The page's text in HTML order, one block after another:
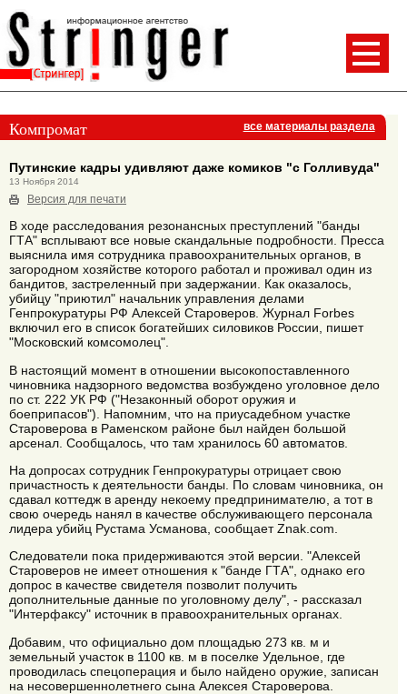
Компромат все материалы раздела
Путинские кадры удивляют даже комиков "с Голливуда"
13 Ноября 2014
Версия для печати
В ходе расследования резонансных преступлений "банды
ГТА" всплывают все новые скандальные подробности. Пресса
выяснила имя сотрудника правоохранительных органов, в
загородном хозяйстве которого работал и проживал один из
бандитов, застреленный при задержании. Как оказалось,
убийцу "приютил" начальник управления делами
Генпрокуратуры РФ Алексей Староверов. Журнал Forbes
включил его в список богатейших силовиков России, пишет
"Московский комсомолец".
В настоящий момент в отношении высокопоставленного
чиновника надзорного ведомства возбуждено уголовное дело
по ст. 222 УК РФ ("Незаконный оборот оружия и
боеприпасов"). Напомним, что на приусадебном участке
Староверова в Раменском районе был найден большой
арсенал. Сообщалось, что там хранилось 60 автоматов.
На допросах сотрудник Генпрокуратуры отрицает свою
причастность к деятельности банды. По словам чиновника, он
сдавал коттедж в аренду некоему предпринимателю, а тот в
свою очередь нанял в качестве обслуживающего персонала
лидера убийц Рустама Усманова, сообщает Znak.com.
Следователи пока придерживаются этой версии. "Алексей
Староверов не имеет отношения к "банде ГТА", однако его
допрос в качестве свидетеля позволит получить
дополнительные данные по уголовному делу", - рассказал
"Интерфаксу" источник в правоохранительных органах.
Добавим, что официально дом площадью 273 кв. м и
земельный участок в 1100 кв. м в поселке Удельное, где
проводилась спецоперация и было найдено оружие, записан
на несовершеннолетнего сына Алексея Староверова.